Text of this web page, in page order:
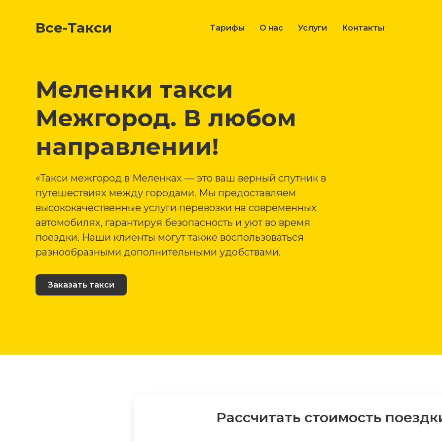
Все-Такси Тарифы О нас Услуги Контакты
Меленки такси
Межгород. В любом
направлении!
«Такси межгород в Меленках — это ваш верный спутник в
путешествиях между городами. Мы предоставляем
высококачественные услуги перевозки на современных
автомобилях, гарантируя безопасность и уют во время
поездки. Наши клиенты могут также воспользоваться
разнообразными дополнительными удобствами.
Заказать такси
Рассчитать стоимость